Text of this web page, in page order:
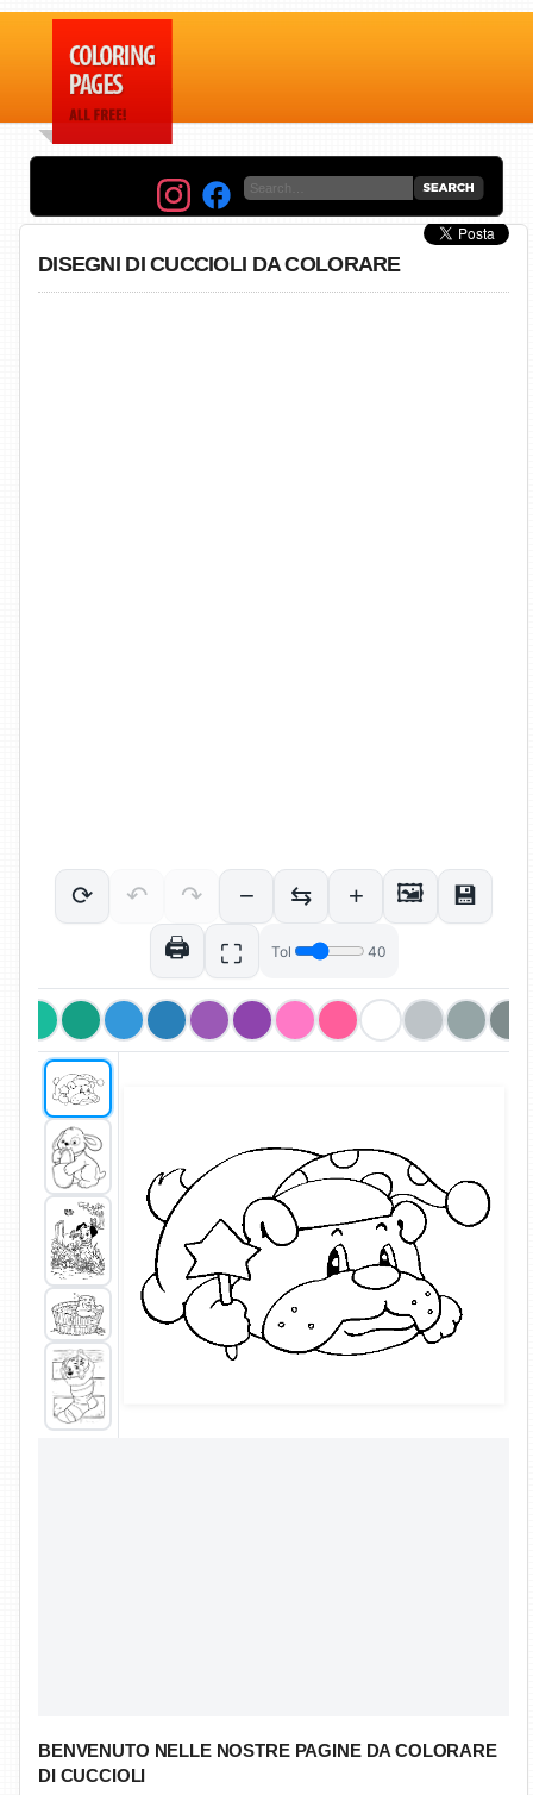
DISEGNI DI CUCCIOLI DA COLORARE
BENVENUTO NELLE NOSTRE PAGINE DA COLORARE
DI CUCCIOLI